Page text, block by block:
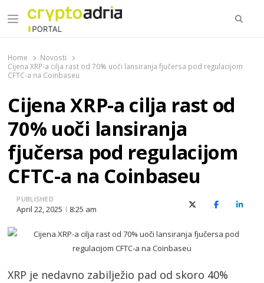
Menu
Home
Novosti
Cijena XRP-a cilja rast od 70% uoči lansiranja fjučersa pod regulacijom
CFTC-a na Coinbaseu
Cijena XRP-a cilja rast od
70% uoči lansiranja
fjučersa pod regulacijom
CFTC-a na Coinbaseu
PUBLISHED
April 22, 2025 8:25 am X (Twitter)Facebook
XRP je nedavno zabilježio pad od skoro 40%